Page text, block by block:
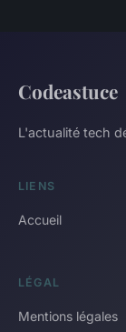
Codeastuce
L'actualité tech
LIENS
Accueil
LÉGAL
Mentions légales